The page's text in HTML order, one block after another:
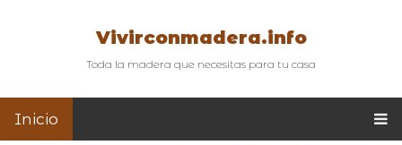
Vivirconmadera.info
Toda la madera que necesitas para tu casa
Inicio